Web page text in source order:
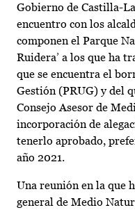
Gobierno de Castilla-
encuentro con los
componen el Parque
Ruidera’ a los que ha
que se encuentra el
Gestión (PRUG) y del
Consejo Asesor de
incorporación de
tenerlo aprobado,
año 2021.
Una reunión en la que
general de Medio